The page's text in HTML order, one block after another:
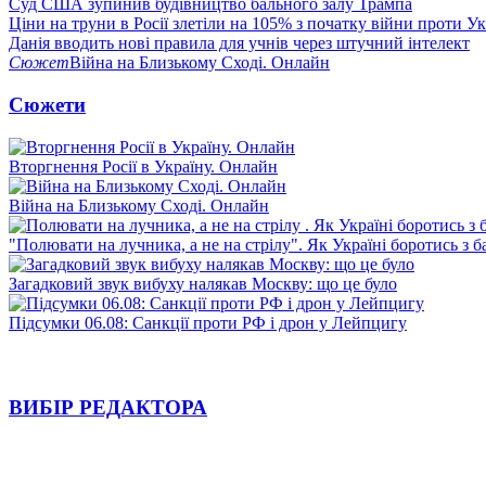
Суд США зупинив будівництво бального залу Трампа
Ціни на труни в Росії злетіли на 105% з початку війни проти
Данія вводить нові правила для учнів через штучний інтелект
СюжетВійна на Близькому Сході. Онлайн
Сюжети
Вторгнення Росії в Україну. Онлайн
Війна на Близькому Сході. Онлайн
"Полювати на лучника, а не на стрілу". Як Україні боротись з
Загадковий звук вибуху налякав Москву: що це було
Підсумки 06.08: Санкції проти РФ і дрон у Лейпцигу
ВИБІР РЕДАКТОРА